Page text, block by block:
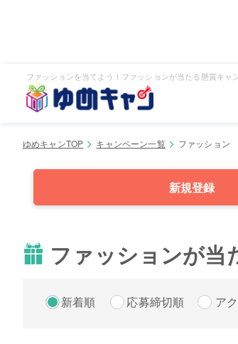
ファッションを当てよう！ファッションが当たる懸賞キャ
ゆめキャンTOP キャンペーン一覧 ファッション
新規登録
ファッションが当
新着順 応募締切順 ア